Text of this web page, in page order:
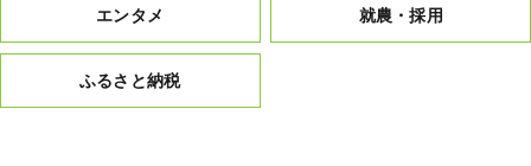
エンタメ 就農・採用
ふるさと納税